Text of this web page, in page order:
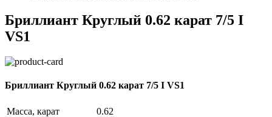
Бриллиант Круглый 0.62 карат 7/5 I
VS1
Бриллиант Круглый 0.62 карат 7/5 I VS1
Масса, карат
0.62